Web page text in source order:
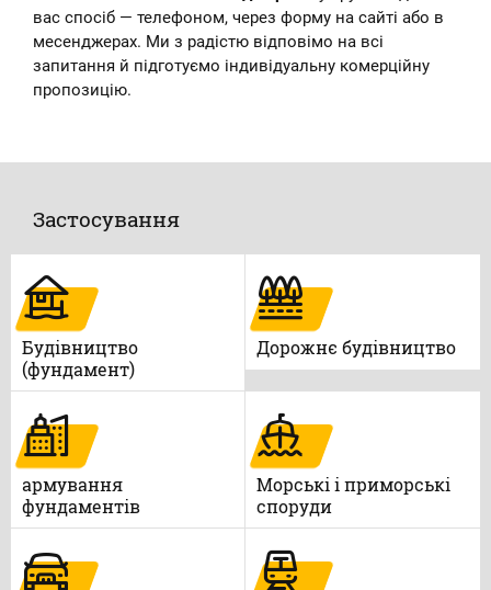
вас спосіб — телефоном, через форму на сайті або в
месенджерах. Ми з радістю відповімо на всі
запитання й підготуємо індивідуальну комерційну
пропозицію.
Застосування
Будівництво
(фундамент)
Дорожнє будівництво
армування
фундаментів
Морські і приморські
споруди